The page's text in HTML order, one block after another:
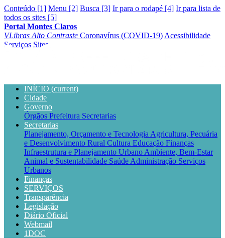
Conteúdo [1] Menu [2] Busca [3] Ir para o rodapé [4] Ir para lista de
todos os sites [5]
Portal Montes Claros
VLibras Alto Contraste Coronavírus (COVID-19) Acessibilidade
Serviços Sites
INÍCIO (current)
Cidade
Governo
Órgãos Prefeitura Secretarias
Secretarias
Planejamento, Orçamento e Tecnologia Agricultura, Pecuária
e Desenvolvimento Rural Cultura Educação Finanças
Infraestrutura e Planejamento Urbano Ambiente, Bem-Estar
Animal e Sustentabilidade Saúde Administração Serviços
Urbanos
Finanças
SERVIÇOS
Transparência
Legislação
Diário Oficial
Webmail
1DOC